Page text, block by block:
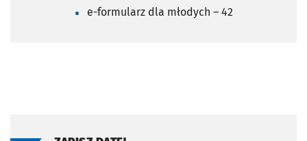
e-formularz dla młodych – 42